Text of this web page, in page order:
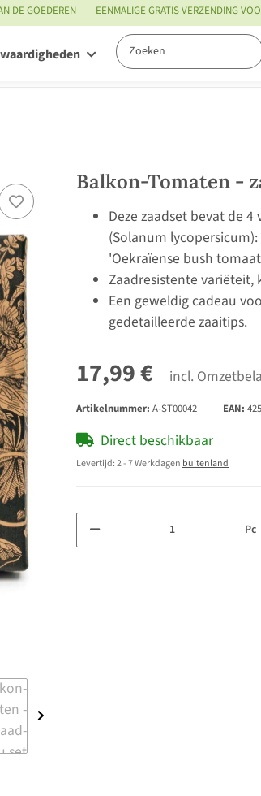
DE GOEDEREN EENMALIGE GRATIS VERZENDING
Service
Balkon-Tomaten -
Deze zaadset bevat de
(Solanum
'Oekraïense bush
Zaadresistente
Een geweldig cadeau
gedetailleerde zaaitips.
17,99 € incl.
Artikelnummer: A-ST00042 EAN:
Direct beschikbaar
Levertijd:2 - 7 Werkdagen buitenland
Pc